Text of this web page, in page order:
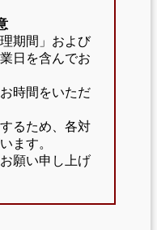
期間」および
日を含んでお
時間をいただ
るため、各対
ます。
願い申し上げ